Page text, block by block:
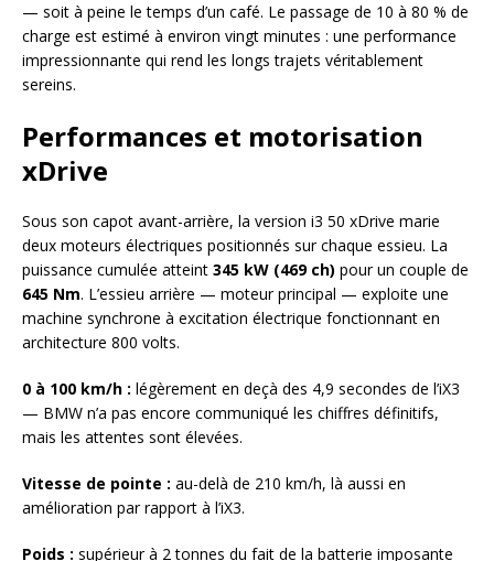
— soit à peine le temps d’un café. Le passage de 10 à 80 % de
charge est estimé à environ vingt minutes : une performance
impressionnante qui rend les longs trajets véritablement
sereins.
Performances et motorisation
xDrive
Sous son capot avant-arrière, la version i3 50 xDrive marie
deux moteurs électriques positionnés sur chaque essieu. La
puissance cumulée atteint 345 kW (469 ch) pour un couple de
645 Nm. L’essieu arrière — moteur principal — exploite une
machine synchrone à excitation électrique fonctionnant en
architecture 800 volts.
0 à 100 km/h : légèrement en deçà des 4,9 secondes de l’iX3
— BMW n’a pas encore communiqué les chiffres définitifs,
mais les attentes sont élevées.
Vitesse de pointe : au-delà de 210 km/h, là aussi en
amélioration par rapport à l’iX3.
Poids : supérieur à 2 tonnes du fait de la batterie imposante